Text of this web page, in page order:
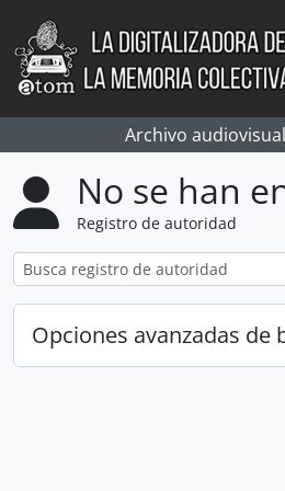
Skip to main content
Archivo
No se han
Registro de autoridad
Opciones avanzadas de